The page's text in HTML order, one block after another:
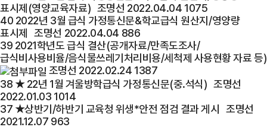
표시제(영양교육자료) 조명선 2022.04.04 1075
40 2022년 3월 급식 가정통신문&학교급식 원산지/영양량
표시제
조명선 2022.04.04 886
39 2021학년도 급식 결산(공개자료/만족도조사/
급식비사용비율/음식물쓰레기처리비용/세척제 사용현황 자료 등)
조명선 2022.02.24 1387
38 ★ 22년 1월 겨울방학급식 가정통신문(중.석식) 조명선
2022.01.03 1014
37 ★상반기/하반기 교육청 위생*안전 점검 결과 게시
조명선
2021.12.07 963